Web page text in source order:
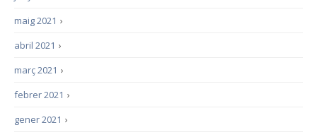
›
maig 2021
›
abril 2021
›
març 2021
›
febrer 2021
›
gener 2021